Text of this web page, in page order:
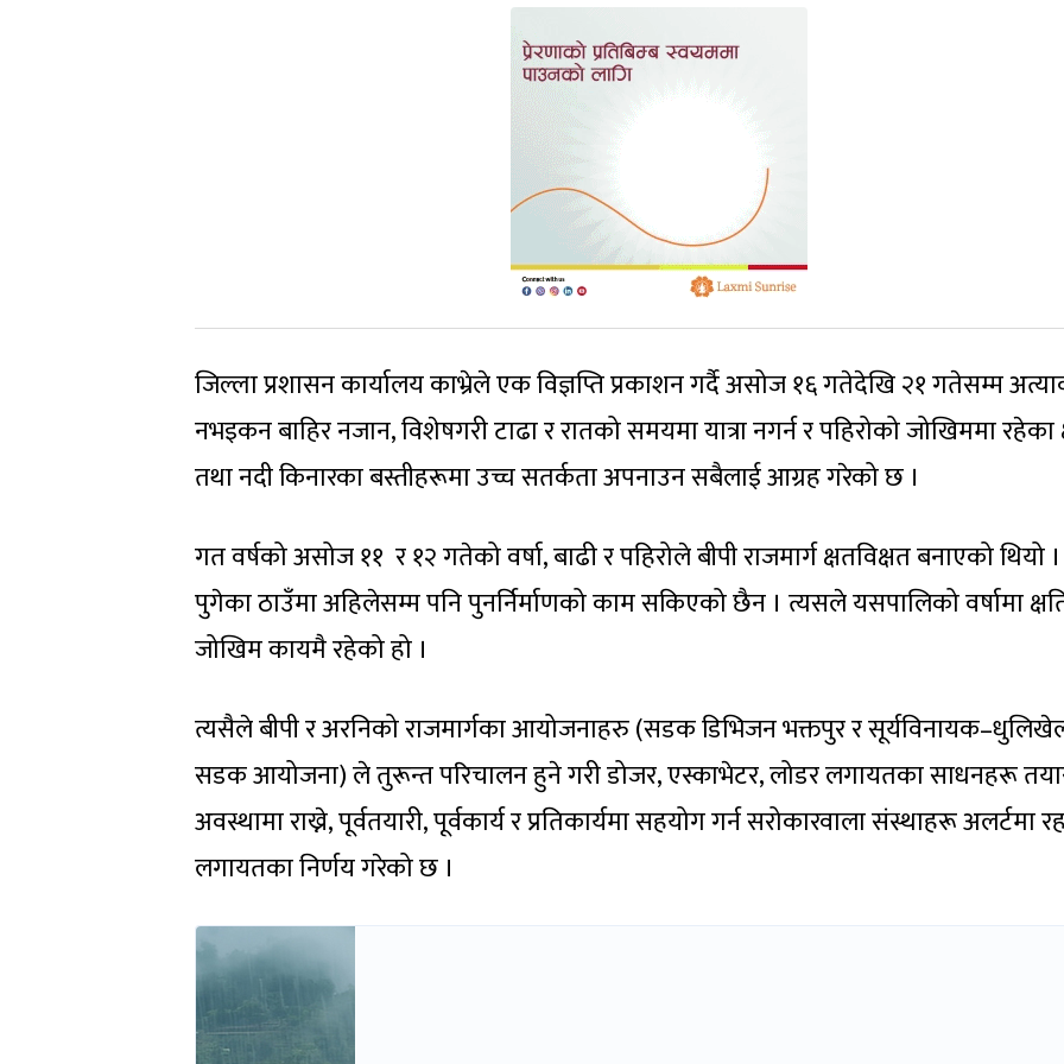
जिल्ला प्रशासन कार्यालय काभ्रेले एक विज्ञप्ति प्रकाशन गर्दै असोज १६ गतेदेखि २१ गतेसम्म
नभइकन बाहिर नजान, विशेषगरी टाढा र रातको समयमा यात्रा नगर्न र पहिरोको जोखिममा रहेका
तथा नदी किनारका बस्तीहरूमा उच्च सतर्कता अपनाउन सबैलाई आग्रह गरेको छ ।
गत वर्षको असोज ११ र १२ गतेको वर्षा, बाढी र पहिरोले बीपी राजमार्ग क्षतविक्षत बनाएको थियो
पुगेका ठाउँमा अहिलेसम्म पनि पुनर्निर्माणको काम सकिएको छैन । त्यसले यसपालिको वर्षामा
जोखिम कायमै रहेको हो ।
त्यसैले बीपी र अरनिको राजमार्गका आयोजनाहरु (सडक डिभिजन भक्तपुर र
सडक आयोजना) ले तुरून्त परिचालन हुने गरी डोजर, एस्काभेटर, लोडर लगायतका साधनहरू
अवस्थामा राख्ने, पूर्वतयारी, पूर्वकार्य र प्रतिकार्यमा सहयोग गर्न सरोकारवाला संस्थाहरू अलर्टमा
लगायतका निर्णय गरेको छ ।